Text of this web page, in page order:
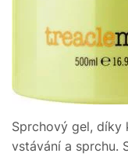
Sprchový gel, díky
vstávání a sprchu.